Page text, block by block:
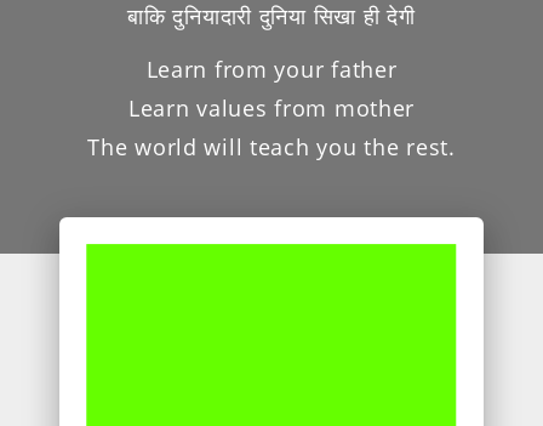
बाकि दुनियादारी दुनिया सिखा ही देगी
Learn from your father
Learn values from mother
The world will teach you the rest.